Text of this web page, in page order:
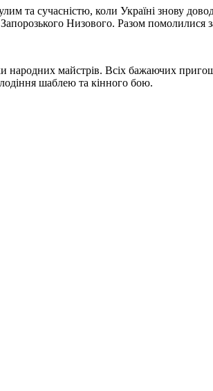
та сучасністю, коли Україні знову
Низового. Разом помолилися
народних майстрів. Всіх бажаючих
шаблею та кінного бою.